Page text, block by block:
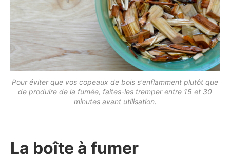
Pour éviter que vos copeaux de bois s'enflamment plutôt que
de produire de la fumée, faites-les tremper entre 15 et 30
minutes avant utilisation.
La boîte à fumer